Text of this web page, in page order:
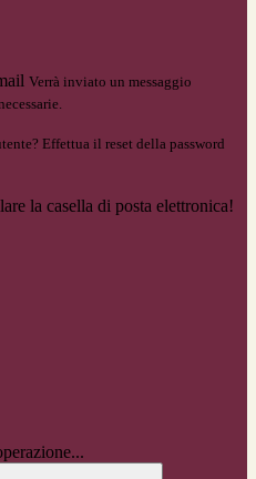
Verrà inviato un messaggio
Effettua il reset della password
la casella di posta elettronica!